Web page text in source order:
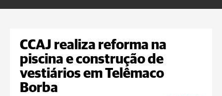
CCAJ realiza reforma na
piscina e construção de
vestiários em Telêmaco
Borba